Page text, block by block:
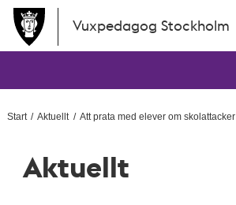
Hoppa till huvudinnehållet
Vuxpedagog Stockholm
Start Aktuellt Att prata med elever om skolattacker
Aktuellt